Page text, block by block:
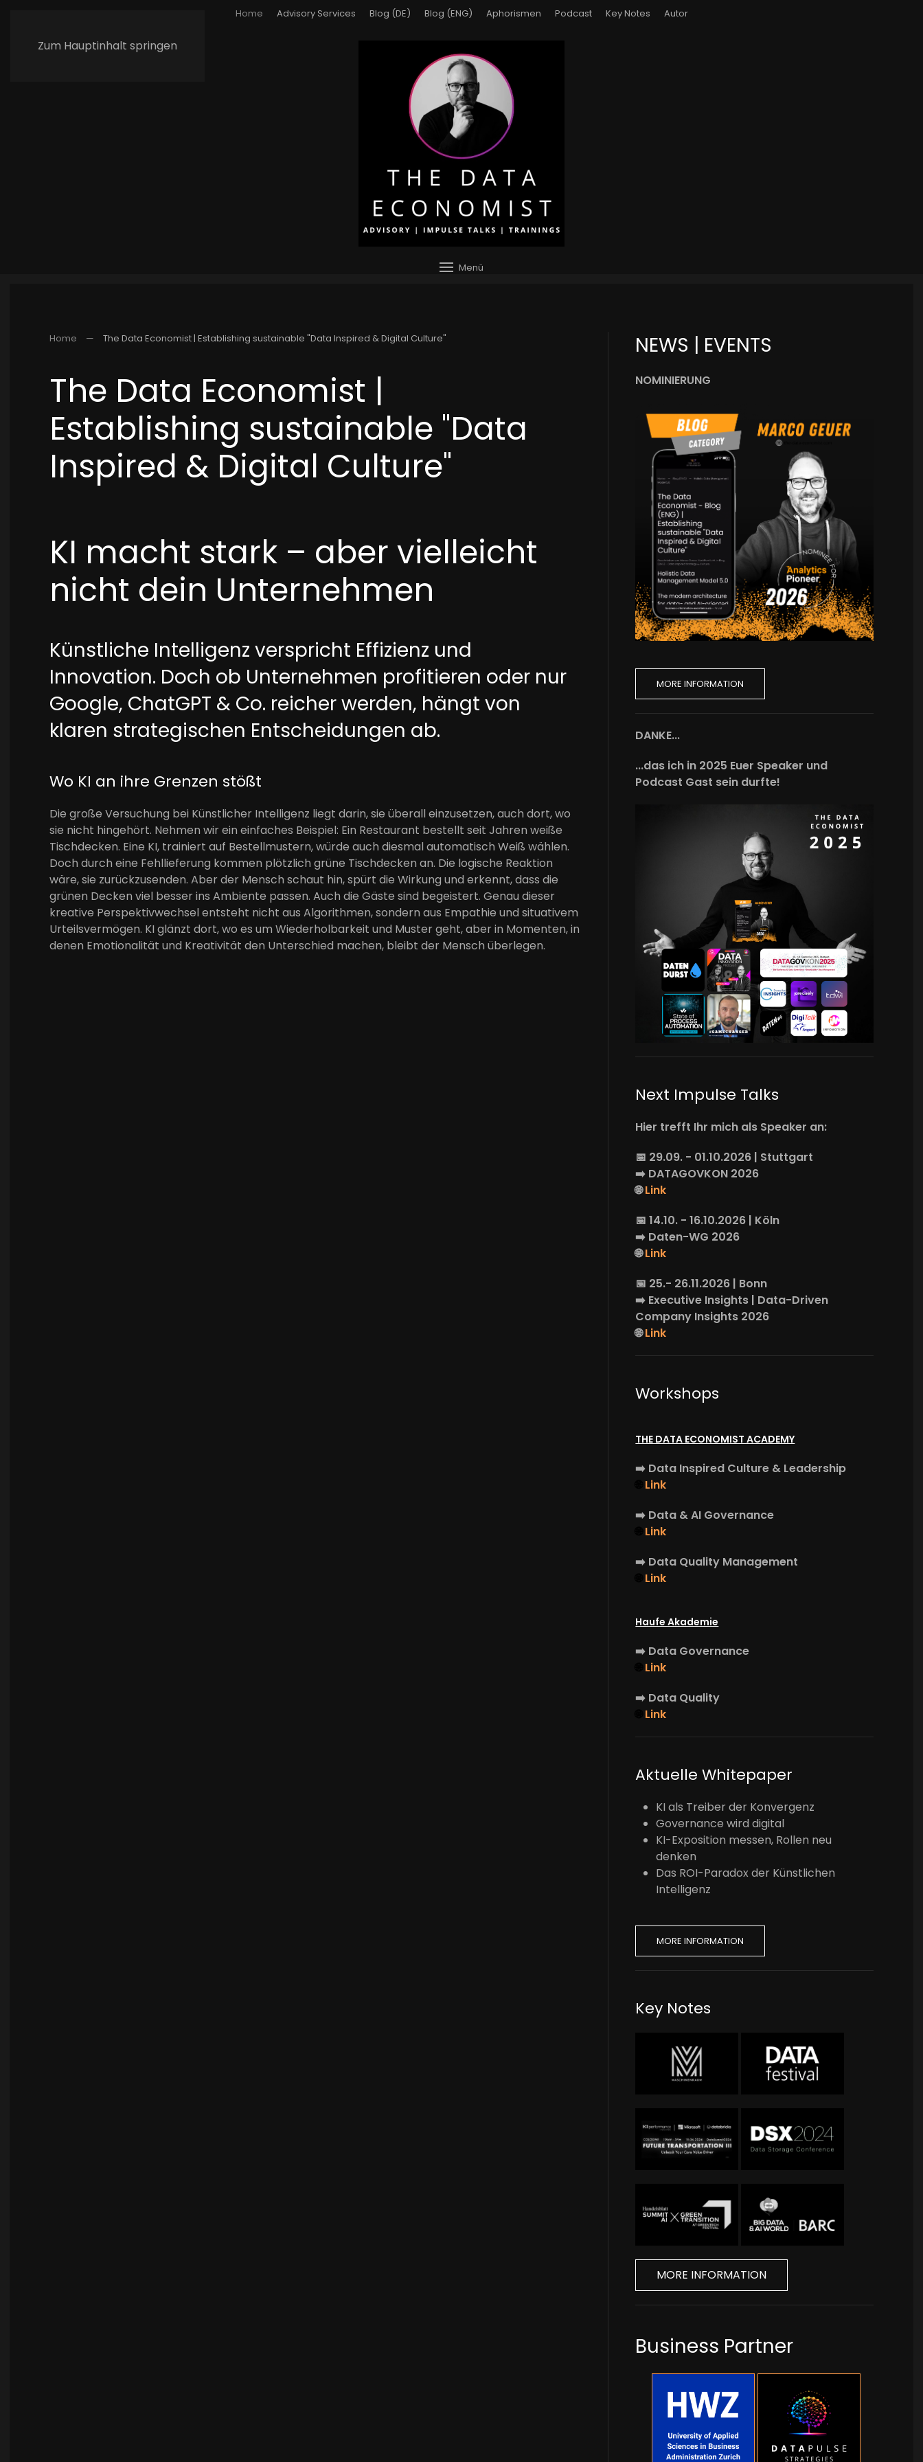
Zum Hauptinhalt springen
Home Advisory Services Blog (DE) Blog (ENG) Aphorismen Podcast Key Notes Autor
Menü
Home The Data Economist | Establishing sustainable "Data Inspired & Digital Culture"
The Data Economist |
Establishing sustainable "Data
Inspired & Digital Culture"
KI macht stark – aber vielleicht
nicht dein Unternehmen
Künstliche Intelligenz verspricht Effizienz und
Innovation. Doch ob Unternehmen profitieren oder nur
Google, ChatGPT & Co. reicher werden, hängt von
klaren strategischen Entscheidungen ab.
Wo KI an ihre Grenzen stößt
Die große Versuchung bei Künstlicher Intelligenz liegt darin, sie überall einzusetzen, auch dort, wo
sie nicht hingehört. Nehmen wir ein einfaches Beispiel: Ein Restaurant bestellt seit Jahren weiße
Tischdecken. Eine KI, trainiert auf Bestellmustern, würde auch diesmal automatisch Weiß wählen.
Doch durch eine Fehllieferung kommen plötzlich grüne Tischdecken an. Die logische Reaktion
wäre, sie zurückzusenden. Aber der Mensch schaut hin, spürt die Wirkung und erkennt, dass die
grünen Decken viel besser ins Ambiente passen. Auch die Gäste sind begeistert. Genau dieser
kreative Perspektivwechsel entsteht nicht aus Algorithmen, sondern aus Empathie und situativem
Urteilsvermögen. KI glänzt dort, wo es um Wiederholbarkeit und Muster geht, aber in Momenten, in
denen Emotionalität und Kreativität den Unterschied machen, bleibt der Mensch überlegen.
NEWS | EVENTS
NOMINIERUNG
MORE INFORMATION
DANKE...
...das ich in 2025 Euer Speaker und
Podcast Gast sein durfte!
Next Impulse Talks
Hier trefft Ihr mich als Speaker an:
📅 29.09. - 01.10.2026 | Stuttgart
➡️ DATAGOVKON 2026
🌐Link
📅 14.10. - 16.10.2026 | Köln
➡️ Daten-WG 2026
🌐Link
📅 25.- 26.11.2026 | Bonn
➡️ Executive Insights | Data-Driven
Company Insights 2026
🌐Link
Workshops
THE DATA ECONOMIST ACADEMY
➡️ Data Inspired Culture & Leadership
Link
➡️ Data & AI Governance
Link
➡️ Data Quality Management
Link
Haufe Akademie
➡️ Data Governance
Link
➡️ Data Quality
Link
Aktuelle Whitepaper
KI als Treiber der Konvergenz
Governance wird digital
KI-Exposition messen, Rollen neu
denken
Das ROI-Paradox der Künstlichen
Intelligenz
MORE INFORMATION
Key Notes
MORE INFORMATION
Business Partner